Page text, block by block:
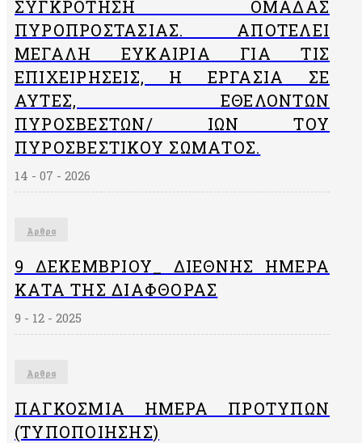
ΣΥΓΚΡΌΤΗΣΗ ΟΜΆΔΑΣ
ΠΥΡΟΠΡΟΣΤΑΣΊΑΣ. ΑΠΟΤΕΛΕΊ
ΜΕΓΆΛΗ ΕΥΚΑΙΡΊΑ ΓΙΑ ΤΙΣ
ΕΠΙΧΕΙΡΉΣΕΙΣ, Η ΕΡΓΑΣΊΑ ΣΕ
ΑΥΤΈΣ, ΕΘΕΛΟΝΤΏΝ
ΠΥΡΟΣΒΕΣΤΏΝ/ ΙΏΝ ΤΟΥ
ΠΥΡΟΣΒΕΣΤΙΚΟΎ ΣΏΜΑΤΟΣ.
14 - 07 - 2026
Άρθρα
9 ΔΕΚΕΜΒΡΙΟΥ_ ΔΙΕΘΝΗΣ ΗΜΕΡΑ
ΚΑΤΑ ΤΗΣ ΔΙΑΦΘΟΡΑΣ
9 - 12 - 2025
Άρθρα
ΠΑΓΚΌΣΜΙΑ ΗΜΈΡΑ ΠΡΟΤΎΠΩΝ
(ΤΥΠΟΠΟΊΗΣΗΣ)